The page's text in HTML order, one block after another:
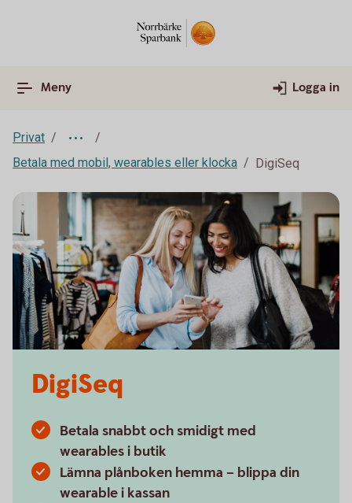
Meny Logga in
Privat
Betala med mobil, wearables eller klocka
DigiSeq
DigiSeq
Betala snabbt och smidigt med
wearables i butik
Lämna plånboken hemma – blippa din
wearable i kassan